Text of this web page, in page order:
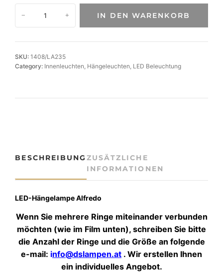
z
i
g
t
D
ä
g
e
− + IN DEN WARENKORB
SKU: 1408/LA235
Category: Innenleuchten, Hängeleuchten, LED Beleuchtung
BESCHREIBUNG ZUSÄTZLICHE
INFORMATIONEN
LED-Hängelampe Alfredo
Wenn Sie mehrere Ringe miteinander verbunden
möchten (wie im Film unten), schreiben Sie bitte
die Anzahl der Ringe und die Größe an folgende
e-mail: info@dslampen.at . Wir erstellen Ihnen
ein individuelles Angebot.